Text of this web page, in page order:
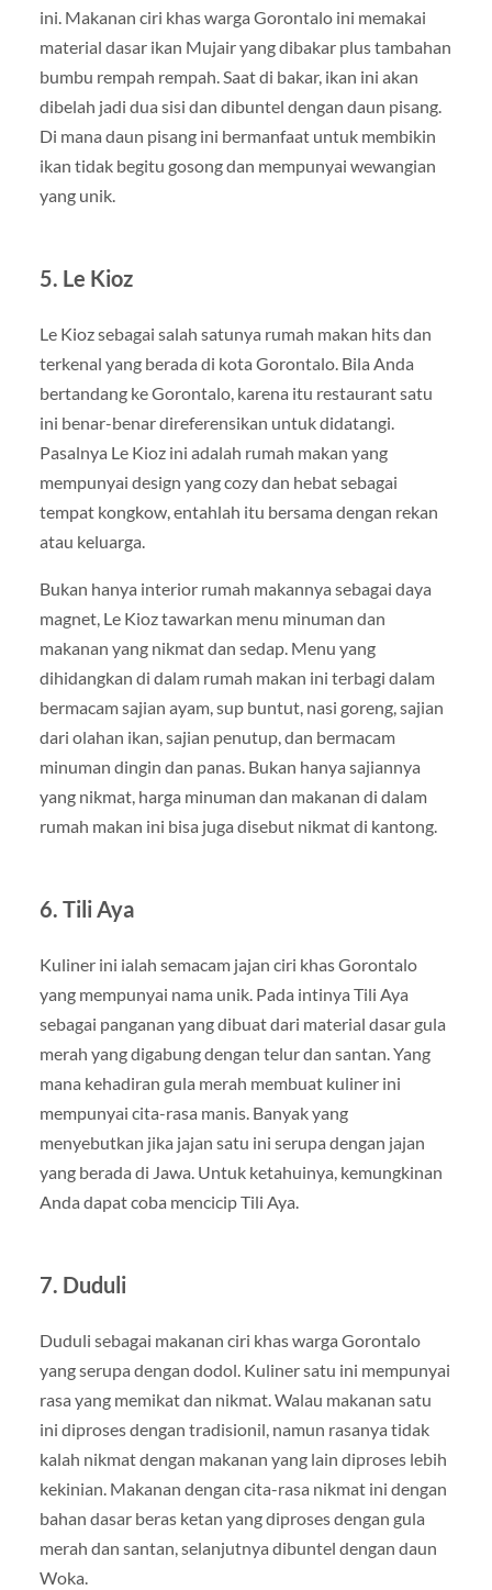
ini. Makanan ciri khas warga Gorontalo ini memakai
material dasar ikan Mujair yang dibakar plus tambahan
bumbu rempah rempah. Saat di bakar, ikan ini akan
dibelah jadi dua sisi dan dibuntel dengan daun pisang.
Di mana daun pisang ini bermanfaat untuk membikin
ikan tidak begitu gosong dan mempunyai wewangian
yang unik.
5. Le Kioz
Le Kioz sebagai salah satunya rumah makan hits dan
terkenal yang berada di kota Gorontalo. Bila Anda
bertandang ke Gorontalo, karena itu restaurant satu
ini benar-benar direferensikan untuk didatangi.
Pasalnya Le Kioz ini adalah rumah makan yang
mempunyai design yang cozy dan hebat sebagai
tempat kongkow, entahlah itu bersama dengan rekan
atau keluarga.
Bukan hanya interior rumah makannya sebagai daya
magnet, Le Kioz tawarkan menu minuman dan
makanan yang nikmat dan sedap. Menu yang
dihidangkan di dalam rumah makan ini terbagi dalam
bermacam sajian ayam, sup buntut, nasi goreng, sajian
dari olahan ikan, sajian penutup, dan bermacam
minuman dingin dan panas. Bukan hanya sajiannya
yang nikmat, harga minuman dan makanan di dalam
rumah makan ini bisa juga disebut nikmat di kantong.
6. Tili Aya
Kuliner ini ialah semacam jajan ciri khas Gorontalo
yang mempunyai nama unik. Pada intinya Tili Aya
sebagai panganan yang dibuat dari material dasar gula
merah yang digabung dengan telur dan santan. Yang
mana kehadiran gula merah membuat kuliner ini
mempunyai cita-rasa manis. Banyak yang
menyebutkan jika jajan satu ini serupa dengan jajan
yang berada di Jawa. Untuk ketahuinya, kemungkinan
Anda dapat coba mencicip Tili Aya.
7. Duduli
Duduli sebagai makanan ciri khas warga Gorontalo
yang serupa dengan dodol. Kuliner satu ini mempunyai
rasa yang memikat dan nikmat. Walau makanan satu
ini diproses dengan tradisionil, namun rasanya tidak
kalah nikmat dengan makanan yang lain diproses lebih
kekinian. Makanan dengan cita-rasa nikmat ini dengan
bahan dasar beras ketan yang diproses dengan gula
merah dan santan, selanjutnya dibuntel dengan daun
Woka.